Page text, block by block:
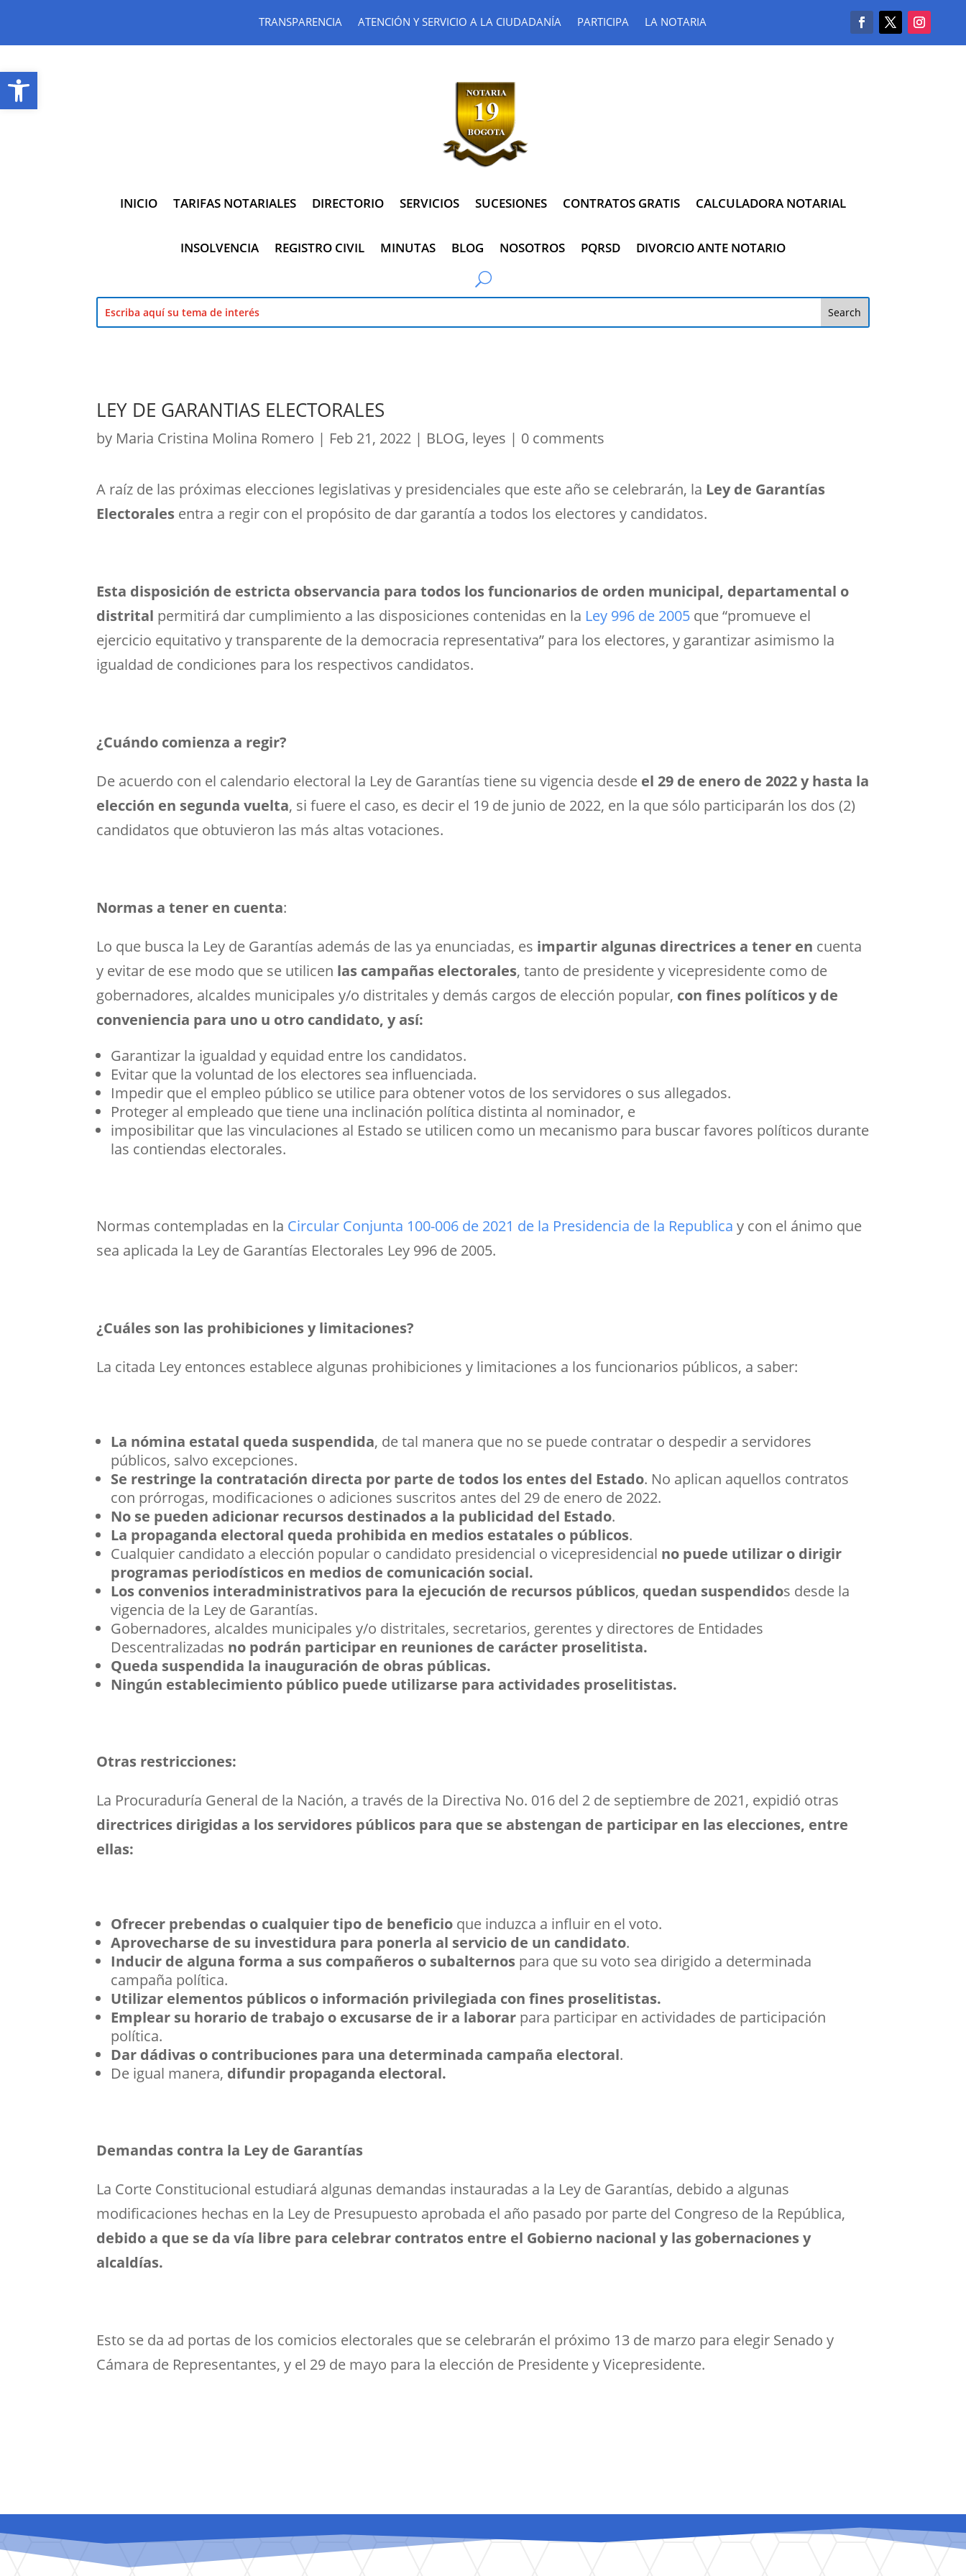
Abrir barra de herramientas
TRANSPARENCIA ATENCIÓN Y SERVICIO A LA CIUDADANÍA PARTICIPA LA NOTARIA
INICIO TARIFAS NOTARIALES DIRECTORIO SERVICIOS SUCESIONES CONTRATOS GRATIS CALCULADORA NOTARIAL
INSOLVENCIA REGISTRO CIVIL MINUTAS BLOG NOSOTROS PQRSD DIVORCIO ANTE NOTARIO
LEY DE GARANTIAS ELECTORALES
by Maria Cristina Molina Romero | Feb 21, 2022 | BLOG, leyes | 0 comments
A raíz de las próximas elecciones legislativas y presidenciales que este año se celebrarán, la Ley de Garantías
Electorales entra a regir con el propósito de dar garantía a todos los electores y candidatos.
Esta disposición de estricta observancia para todos los funcionarios de orden municipal, departamental o
distrital permitirá dar cumplimiento a las disposiciones contenidas en la Ley 996 de 2005 que “promueve el
ejercicio equitativo y transparente de la democracia representativa” para los electores, y garantizar asimismo la
igualdad de condiciones para los respectivos candidatos.
¿Cuándo comienza a regir?
De acuerdo con el calendario electoral la Ley de Garantías tiene su vigencia desde el 29 de enero de 2022 y hasta la
elección en segunda vuelta, si fuere el caso, es decir el 19 de junio de 2022, en la que sólo participarán los dos (2)
candidatos que obtuvieron las más altas votaciones.
Normas a tener en cuenta:
Lo que busca la Ley de Garantías además de las ya enunciadas, es impartir algunas directrices a tener en cuenta
y evitar de ese modo que se utilicen las campañas electorales, tanto de presidente y vicepresidente como de
gobernadores, alcaldes municipales y/o distritales y demás cargos de elección popular, con fines políticos y de
conveniencia para uno u otro candidato, y así:
Garantizar la igualdad y equidad entre los candidatos.
Evitar que la voluntad de los electores sea influenciada.
Impedir que el empleo público se utilice para obtener votos de los servidores o sus allegados.
Proteger al empleado que tiene una inclinación política distinta al nominador, e
imposibilitar que las vinculaciones al Estado se utilicen como un mecanismo para buscar favores políticos durante
las contiendas electorales.
Normas contempladas en la Circular Conjunta 100-006 de 2021 de la Presidencia de la Republica y con el ánimo que
sea aplicada la Ley de Garantías Electorales Ley 996 de 2005.
¿Cuáles son las prohibiciones y limitaciones?
La citada Ley entonces establece algunas prohibiciones y limitaciones a los funcionarios públicos, a saber:
La nómina estatal queda suspendida, de tal manera que no se puede contratar o despedir a servidores
públicos, salvo excepciones.
Se restringe la contratación directa por parte de todos los entes del Estado. No aplican aquellos contratos
con prórrogas, modificaciones o adiciones suscritos antes del 29 de enero de 2022.
No se pueden adicionar recursos destinados a la publicidad del Estado.
La propaganda electoral queda prohibida en medios estatales o públicos.
Cualquier candidato a elección popular o candidato presidencial o vicepresidencial no puede utilizar o dirigir
programas periodísticos en medios de comunicación social.
Los convenios interadministrativos para la ejecución de recursos públicos, quedan suspendidos desde la
vigencia de la Ley de Garantías.
Gobernadores, alcaldes municipales y/o distritales, secretarios, gerentes y directores de Entidades
Descentralizadas no podrán participar en reuniones de carácter proselitista.
Queda suspendida la inauguración de obras públicas.
Ningún establecimiento público puede utilizarse para actividades proselitistas.
Otras restricciones:
La Procuraduría General de la Nación, a través de la Directiva No. 016 del 2 de septiembre de 2021, expidió otras
directrices dirigidas a los servidores públicos para que se abstengan de participar en las elecciones, entre
ellas:
Ofrecer prebendas o cualquier tipo de beneficio que induzca a influir en el voto.
Aprovecharse de su investidura para ponerla al servicio de un candidato.
Inducir de alguna forma a sus compañeros o subalternos para que su voto sea dirigido a determinada
campaña política.
Utilizar elementos públicos o información privilegiada con fines proselitistas.
Emplear su horario de trabajo o excusarse de ir a laborar para participar en actividades de participación
política.
Dar dádivas o contribuciones para una determinada campaña electoral.
De igual manera, difundir propaganda electoral.
Demandas contra la Ley de Garantías
La Corte Constitucional estudiará algunas demandas instauradas a la Ley de Garantías, debido a algunas
modificaciones hechas en la Ley de Presupuesto aprobada el año pasado por parte del Congreso de la República,
debido a que se da vía libre para celebrar contratos entre el Gobierno nacional y las gobernaciones y
alcaldías.
Esto se da ad portas de los comicios electorales que se celebrarán el próximo 13 de marzo para elegir Senado y
Cámara de Representantes, y el 29 de mayo para la elección de Presidente y Vicepresidente.